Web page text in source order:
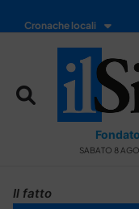
Cronache locali
SABATO 8
Il fatto